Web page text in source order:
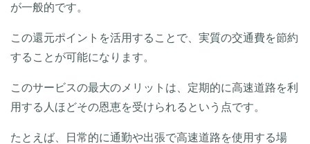
が一般的です。
この還元ポイントを活用することで、実質の交通費を節約
することが可能になります。
このサービスの最大のメリットは、定期的に高速道路を利
用する人ほどその恩恵を受けられるという点です。
たとえば、日常的に通勤や出張で高速道路を使用する場